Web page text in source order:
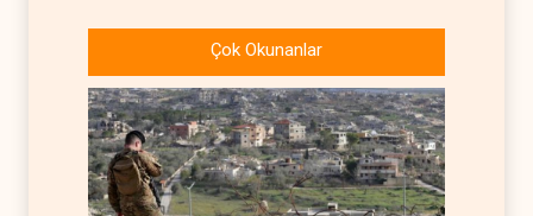
güçlerinin Muha'daki askeri
depolarını vurdu
Nüceba Hareketi: ABD'nin
Irak petrolü üzerindeki
hakimiyeti bitmeli
IRAK 10 Ağustos 2026
Çok Okunanlar